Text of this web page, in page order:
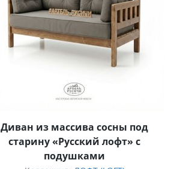
Диван из массива сосны под
старину «Русский лофт» с
подушками